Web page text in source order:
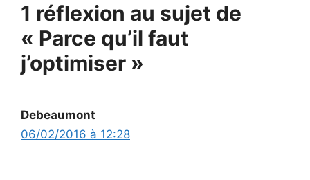
1 réflexion au sujet de
« Parce qu’il faut
j’optimiser »
Debeaumont
06/02/2016 à 12:28